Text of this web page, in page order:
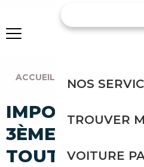
ACCUEIL AGENCE PARIS
IMPORT
3ÈME :
TOUTE
NOS
TROUVER
VOITURE